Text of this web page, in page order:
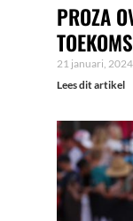
PROZA
21 januari, 2024
Lees dit artikel